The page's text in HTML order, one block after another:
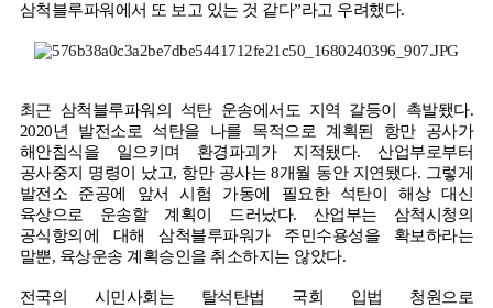
삼척블루파워에서 또 보고 있는 것 같다”라고 우려했다.
최근 삼척블루파워의 석탄 운송에서도 지역 갈등이 촉발됐다.
2020년 발전소로 석탄을 나를 목적으로 계획된 항만 공사가
해안침식을 일으키며 환경파괴가 지적됐다.산업부로부터
공사중지 명령이 났고, 항만 공사는8개월 동안 지연됐다. 그렇게
발전소 준공에 앞서 시험 가동에 필요한 석탄이 해상 대신
육상으로 운송할 계획이 드러났다. 산업부는 삼척시청의
공식항의에 대해 삼척블루파워가 주민수용성을 확보하라는
말뿐, 육상운송 계획승인을 취소하지는 않았다.
전국의 시민사회는 탈석탄법 국회 입법 청원으로